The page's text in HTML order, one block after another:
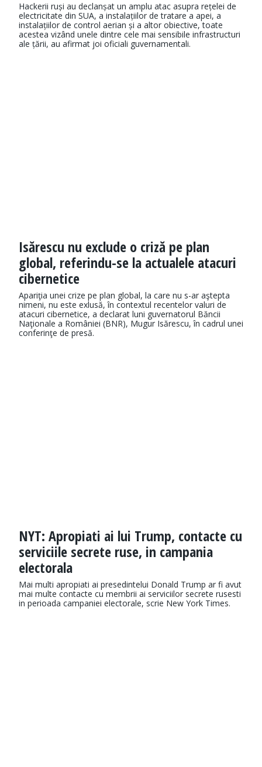
Hackerii ruși au declanșat un amplu atac asupra rețelei de
electricitate din SUA, a instalațiilor de tratare a apei, a
instalațiilor de control aerian și a altor obiective, toate
acestea vizând unele dintre cele mai sensibile infrastructuri
ale țării, au afirmat joi oficiali guvernamentali.
Isărescu nu exclude o criză pe plan
global, referindu-se la actualele atacuri
cibernetice
Apariţia unei crize pe plan global, la care nu s-ar aştepta
nimeni, nu este exlusă, în contextul recentelor valuri de
atacuri cibernetice, a declarat luni guvernatorul Băncii
Naţionale a României (BNR), Mugur Isărescu, în cadrul unei
conferinţe de presă.
NYT: Apropiati ai lui Trump, contacte cu
serviciile secrete ruse, in campania
electorala
Mai multi apropiati ai presedintelui Donald Trump ar fi avut
mai multe contacte cu membrii ai serviciilor secrete rusesti
in perioada campaniei electorale, scrie New York Times.